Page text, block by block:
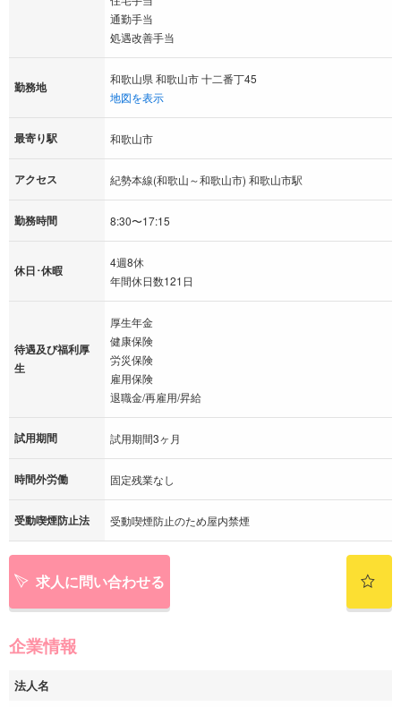
通勤手当
処遇改善手当
勤務地
和歌山県 和歌山市 十二番丁45
地図を表示
最寄り駅 和歌山市
アクセス 紀勢本線(和歌山～和歌山市) 和歌山市駅
勤務時間 8:30〜17:15
休日･休暇
4週8休
年間休日数121日
待遇及び福利厚
生
厚生年金
健康保険
労災保険
雇用保険
退職金/再雇用/昇給
試用期間 試用期間3ヶ月
時間外労働 固定残業なし
受動喫煙防止法 受動喫煙防止のため屋内禁煙
求人に問い合わせる
企業情報
法人名